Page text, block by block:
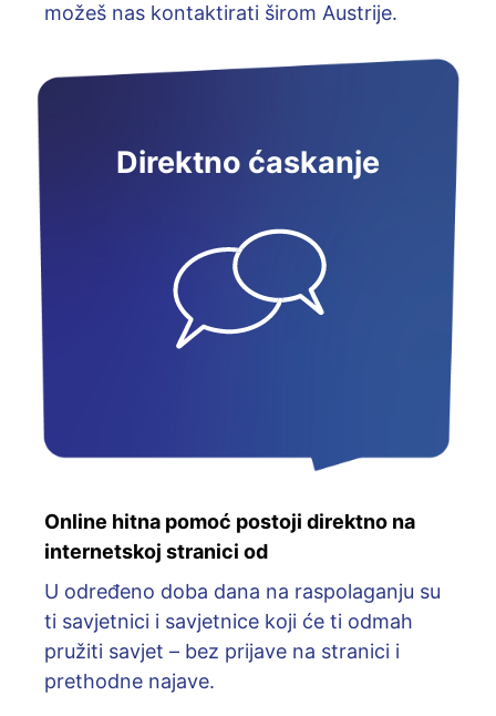
možeš nas kontaktirati širom Austrije.
Direktno ćaskanje
Online hitna pomoć postoji direktno na
internetskoj stranici od
U određeno doba dana na raspolaganju su
ti savjetnici i savjetnice koji će ti odmah
pružiti savjet – bez prijave na stranici i
prethodne najave.